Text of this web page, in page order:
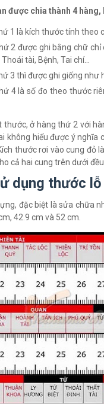
được chia thành 4 hàng,
1 là kích thước tính theo
2 được ghi bằng chữ
tài, Bệnh, Tai chí...
3 thì được ghi giống như
4 là số đo theo thước
thước, ở hàng thứ 2 với
không hiểu được ý nghĩa
thước rơi vào cung đỏ
cả hai cung trên dưới
dụng thước lỗ
đặc biệt là sửa chữa
42.9 cm và 52 cm.